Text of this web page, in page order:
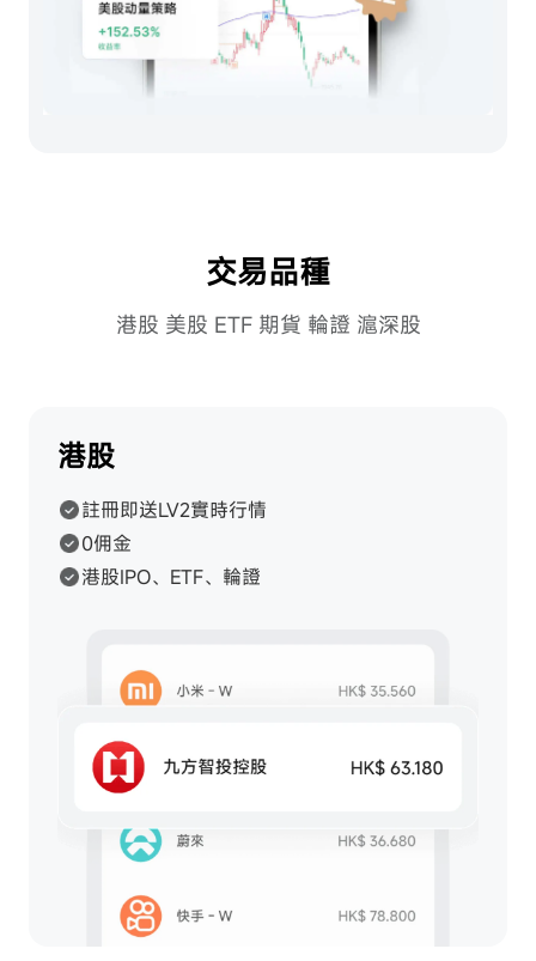
交易品種
港股 美股 ETF 期貨 輪證 滬深股
港股
註冊即送LV2實時行情
0佣金
港股IPO、ETF、輪證